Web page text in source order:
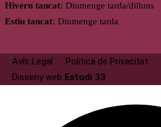
Hivern tancat: Diumenge tarda/dilluns
Estiu tancat: Diumenge tarda
Avís Legal Politica de Privacitat
Disseny web Estudi 33